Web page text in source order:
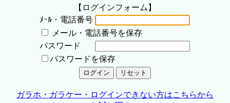
【ログインフォーム】
ﾒｰﾙ・電話番号
メール・電話番号を保存
パスワード
パスワードを保存
ガラホ・ガラケー・ログインできない方はこちらから